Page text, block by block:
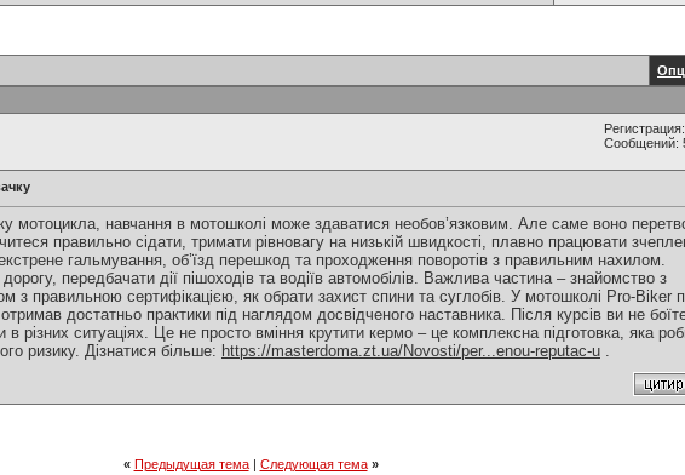
Сообщений:
мотоцикла, навчання в мотошколі може здаватися необов’язковим. Але саме воно
правильно сідати, тримати рівновагу на низькій швидкості, плавно працювати
гальмування, об’їзд перешкод та проходження поворотів з правильним нахилом.
передбачати дії пішоходів та водіїв автомобілів. Важлива частина – знайомство з
з правильною сертифікацією, як обрати захист спини та суглобів. У мотошколі Pro-Biker
достатньо практики під наглядом досвідченого наставника. Після курсів ви не
в різних ситуаціях. Це не просто вміння крутити кермо – це комплексна підготовка, яка
ризику. Дізнатися більше: https://masterdoma.zt.ua/Novosti/per...enou-reputac-u .
« Предыдущая тема| Следующая тема »